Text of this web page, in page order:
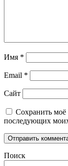
Имя *
Email *
Сайт
Сохранить моё
последующих
Поиск